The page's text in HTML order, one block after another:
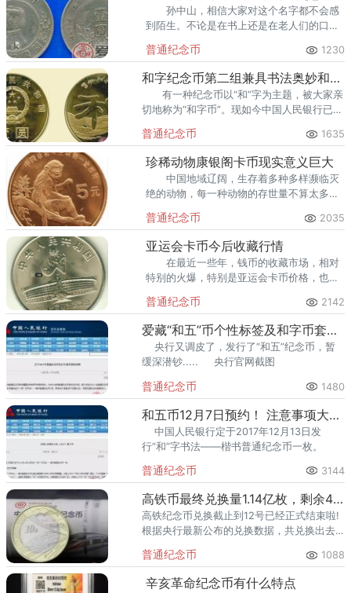
孙中山，相信大家对这个名字都不会感
到陌生。不论是在书上还是在老人们的口中
史铭记的一个伟人。
普通纪念币 1230
和字纪念币第二组兼具书法奥妙和收藏价值
有一种纪念币以“和”字为主题，被大家亲
切地称为“和字币”。现如今中国人民银行已经
都不同。
普通纪念币 1635
珍稀动物康银阁卡币现实意义巨大
中国地域辽阔，生存着多种多样濒临灭
绝的动物，每一种动物的存世量不算太多，
民银行发行了珍稀动物康银阁卡币。正面图
案是国名、国徽以及发行年号。
普通纪念币 2035
亚运会卡币今后收藏行情
在最近一些年，钱币的收藏市场，相对
特别的火爆，特别是亚运会卡币价格，也随
通过收藏，就能有很大的增值利润空间。
普通纪念币 2142
爱藏“和五”币个性标签及和字币套装，抢先亮相！
央行又调皮了，发行了“和五”纪念币，暂
缓深潜钞..... 央行官网截图
普通纪念币 1480
和五币12月7日预约！ 注意事项大汇总
中国人民银行定于2017年12月13日发
行“和”字书法——楷书普通纪念币一枚。
普通纪念币 3144
高铁币最终兑换量1.14亿枚，剩余4700多万枚未兑换
高铁纪念币兑换截止到12号已经正式结束啦!
根据央行最新公布的兑换数据，共兑换出去
普通纪念币 1088
辛亥革命纪念币有什么特点